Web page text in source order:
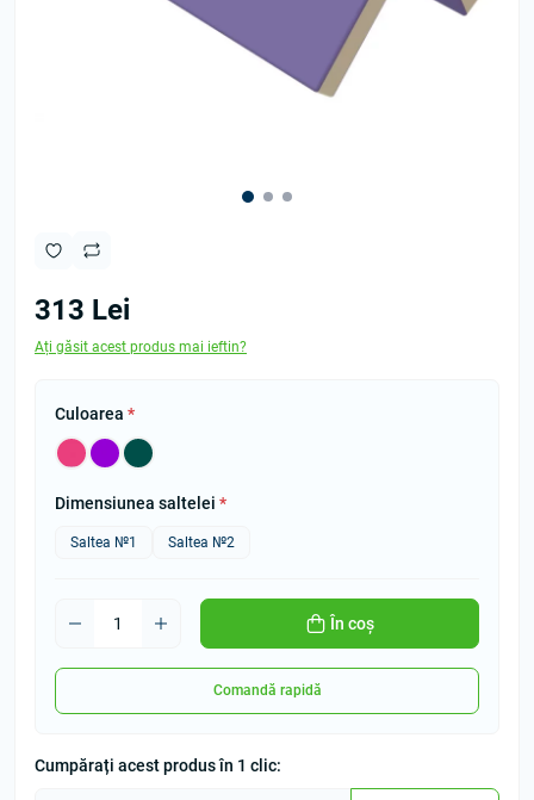
313 Lei
Ați găsit acest produs mai ieftin?
Culoarea *
Dimensiunea saltelei *
Saltea №1 Saltea №2
În coș
Comandă rapidă
Cumpărați acest produs în 1 clic: